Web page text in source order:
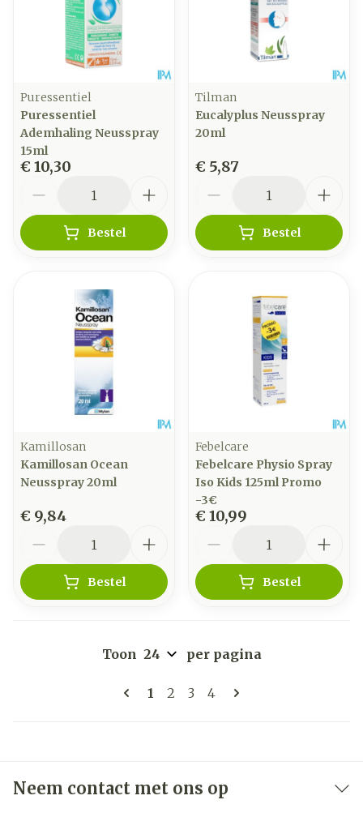
Puressentiel
Puressentiel
Ademhaling Neusspray
15ml
€ 10,30
Bestel
Tilman
Eucalyplus Neusspray
20ml
€ 5,87
Bestel
Kamillosan
Kamillosan Ocean
Neusspray 20ml
€ 9,84
Bestel
Febelcare
Febelcare Physio Spray
Iso Kids 125ml Promo
-3€
€ 10,99
Bestel
Pagina's
U lees momenteel pagina
1 Pagina
2 Pagina
3 Pagina
4
Toon per pagina
Neem contact met ons op